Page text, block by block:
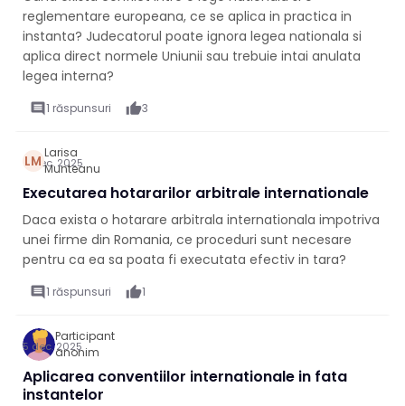
reglementare europeana, ce se aplica in practica in
instanta? Judecatorul poate ignora legea nationala si
aplica direct normele Uniunii sau trebuie intai anulata
legea interna?
comment 1 răspunsuri thumb_up3
LM Larisa
Munteanu
6 dec. 2025
Executarea hotararilor arbitrale internationale
Daca exista o hotarare arbitrala internationala impotriva
unei firme din Romania, ce proceduri sunt necesare
pentru ca ea sa poata fi executata efectiv in tara?
comment 1 răspunsuri thumb_up1
Participant
anonim
5 dec. 2025
Aplicarea conventiilor internationale in fata
instantelor